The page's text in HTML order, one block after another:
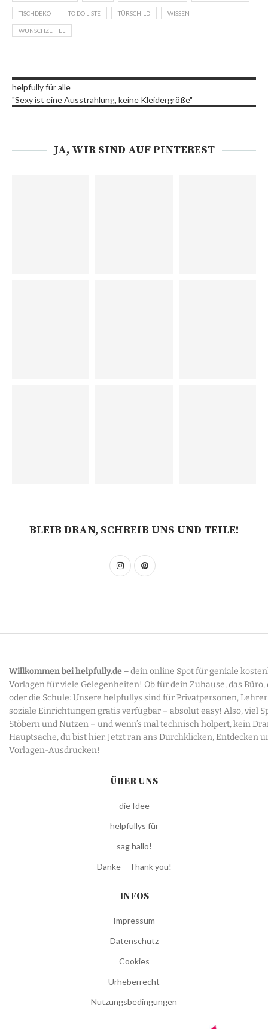
TISCHDEKO TO DO LISTE TÜRSCHILD WISSEN
WUNSCHZETTEL
helpfully für alle
"Sexy ist eine Ausstrahlung, keine Kleidergröße"
JA, WIR SIND AUF PINTEREST
BLEIB DRAN, SCHREIB UNS UND TEILE!
Willkommen bei helpfully.de –dein online Spot für geniale
Vorlagen für viele Gelegenheiten! Ob für dein Zuhause, das Büro,
oder die Schule: Unsere helpfullys sind für Privatpersonen,
soziale Einrichtungen gratis verfügbar – absolut easy! Also, viel
Stöbern und Nutzen – und wenn’s mal technisch holpert, kein
Hauptsache, du bist hier. Jetzt ran ans Durchklicken, Entdecken
Vorlagen-Ausdrucken!
ÜBER UNS
die Idee
helpfullys für
sag hallo!
Danke – Thank you!
INFOS
Impressum
Datenschutz
Cookies
Urheberrecht
Nutzungsbedingungen